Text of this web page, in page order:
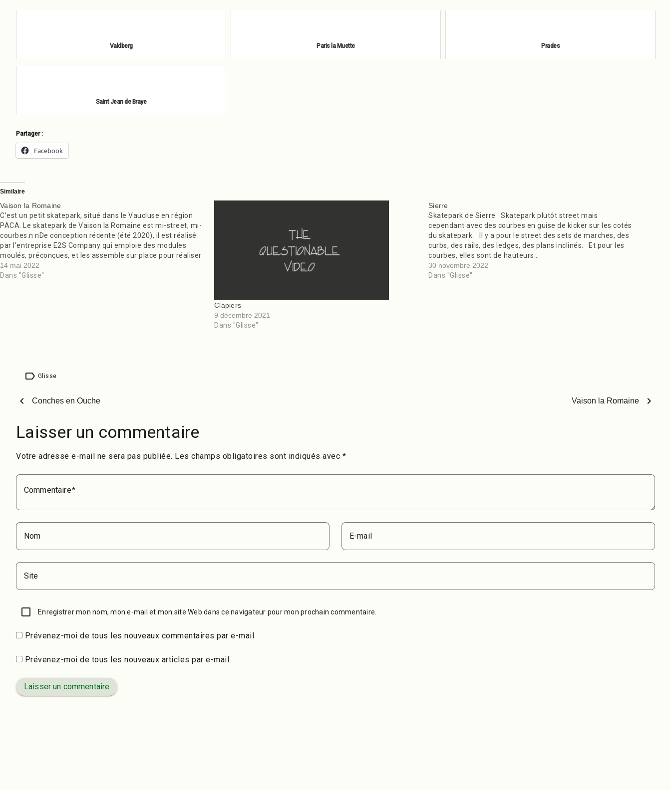
Valdberg Paris la Muette Prades
Saint Jean de Braye
Partager :
Facebook
Similaire
Vaison la Romaine
C’est un petit skatepark, situé dans le Vaucluse en région
PACA. Le skatepark de Vaison la Romaine est mi-street, mi-
courbes.n nDe conception récente (été 2020), il est réalisé
par l’entreprise E2S Company qui emploie des modules
moulés, préconçues, et les assemble sur place pour réaliser
un skatepark.n nPour la partie Street on…
14 mai 2022
Dans "Glisse"
Clapiers
9 décembre 2021
Dans "Glisse"
Sierre
Skatepark de Sierre Skatepark plutôt street mais
cependant avec des courbes en guise de kicker sur les cotés
du skatepark. Il y a pour le street des sets de marches, des
curbs, des rails, des ledges, des plans inclinés. Et pour les
courbes, elles sont de hauteurs…
30 novembre 2022
Dans "Glisse"
label Glisse
chevron_left Conches en Ouche Vaison la Romaine chevron_right
Laisser un commentaire
Votre adresse e-mail ne sera pas publiée. Les champs obligatoires sont indiqués avec *
Commentaire
Nom E-mail
Site
Enregistrer mon nom, mon e-mail et mon site Web dans ce navigateur pour mon prochain commentaire.
Prévenez-moi de tous les nouveaux commentaires par e-mail.
Prévenez-moi de tous les nouveaux articles par e-mail.
Laisser un commentaire